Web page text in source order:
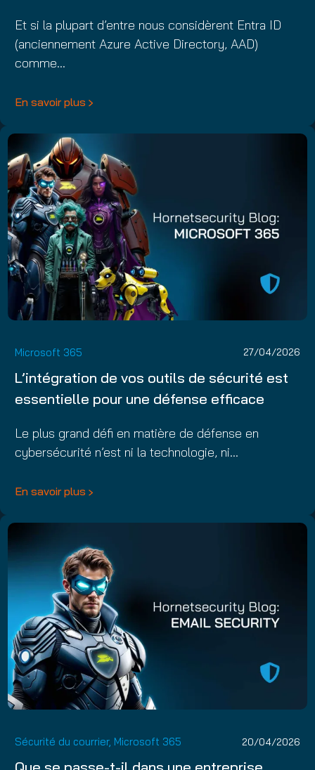
Et si la plupart d’entre nous considèrent Entra ID
(anciennement Azure Active Directory, AAD)
comme…
En savoir plus
Microsoft 365 27/04/2026
L’intégration de vos outils de sécurité est
essentielle pour une défense efficace
Le plus grand défi en matière de défense en
cybersécurité n’est ni la technologie, ni…
En savoir plus
Sécurité du courrier, Microsoft 365 20/04/2026